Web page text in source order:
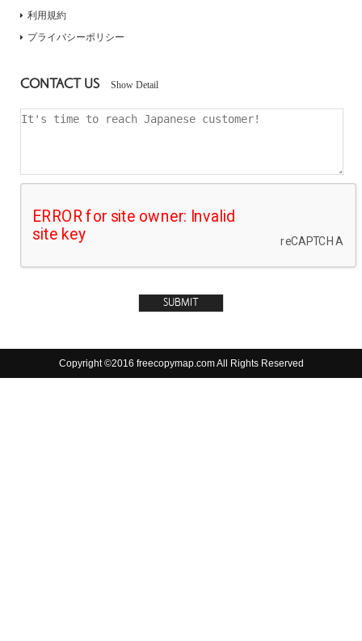
利用規約
プライバシーポリシー
CONTACT US Show Detail
Copyright ©2016 freecopymap.com All Rights Reserved